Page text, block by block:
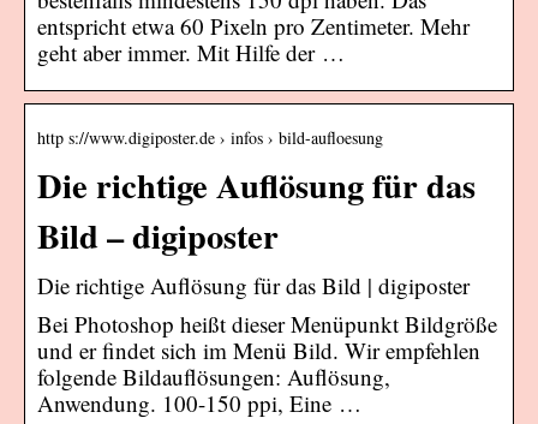
entspricht etwa 60 Pixeln pro Zentimeter. Mehr
geht aber immer. Mit Hilfe der …
http s://www.digiposter.de › infos › bild-aufloesung
Die richtige Auflösung für das
Bild – digiposter
Die richtige Auflösung für das Bild | digiposter
Bei Photoshop heißt dieser Menüpunkt Bildgröße
und er findet sich im Menü Bild. Wir empfehlen
folgende Bildauflösungen: Auflösung,
Anwendung. 100-150 ppi, Eine …